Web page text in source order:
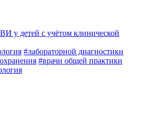
у детей с учётом клинической
#лабораторной диагностики
#врачи общей практики